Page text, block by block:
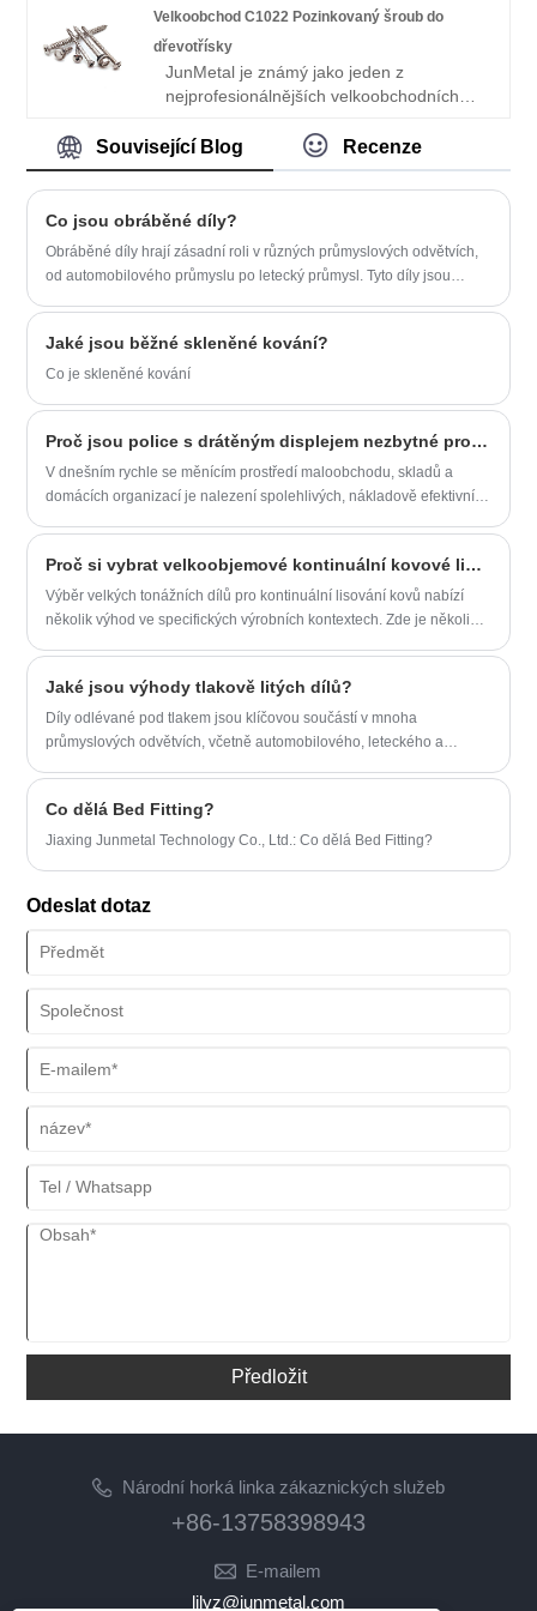
antimikrobiální prádelní vozík s dvojitým
pólovým stojanem vyrobený v Číně
velkoobchodům po celém světě. Máme
vlastní továrnu a poskytujeme služby
na míru, ale také poskytujeme ceníky.
Vítejte v objednávce.
Velkoobchod C1022 Pozinkovaný šroub do
dřevotřísky
JunMetal je známý jako jeden z
nejprofesionálnějších velkoobchodních
dřevotřískových šroubů C1022 v Číně,
velkoobchodníkům po celém světě jsme
poskytli vysoce kvalitní velkoobchodní
šrouby C1022 zinkované dřevotřískové
desky vyrobené v Číně. Máme vlastní
továrnu a poskytujeme služby OEM /
ODM. Podporujeme nejen služby na míru,
ale také poskytujeme ceníky. Vítejte v
objednávce.
Související Blog Recenze
Co jsou obráběné díly?
Obráběné díly hrají zásadní roli v různých průmyslových odvětvích,
od automobilového průmyslu po letecký průmysl. Tyto díly jsou
Jaké jsou běžné skleněné kování?
Co je skleněné kování
Proč jsou police s drátěným displejem nezbytné pro moderní maloobchodní a úložná řešení?
V dnešním rychle se měnícím prostředí maloobchodu, skladů a
domácích organizací je nalezení spolehlivých, nákladově efektivních
Police ukázaly jako nejlepší volba pro podniky a domácnosti po
celém světě. Tyto police, které kombinují odolnost, flexibilitu a
estetickou přitažlivost, splňují různé potřeby v různých odvětvích.
Proč si vybrat velkoobjemové kontinuální kovové lisovací díly
​Výběr velkých tonážních dílů pro kontinuální lisování kovů nabízí
několik výhod ve specifických výrobních kontextech. Zde je několik
Jaké jsou výhody tlakově litých dílů?
Díly odlévané pod tlakem jsou klíčovou součástí v mnoha
průmyslových odvětvích, včetně automobilového, leteckého a
formy pod vysokým tlakem. Výsledkem je přesný a vysoce kvalitní
díl, který je odolný a spolehlivý.
Co dělá Bed Fitting?
Jiaxing Junmetal Technology Co., Ltd.: Co dělá Bed Fitting?
Odeslat dotaz
Předložit
Národní horká linka zákaznických služeb
+86-13758398943
E-mailem
lilyz@junmetal.com